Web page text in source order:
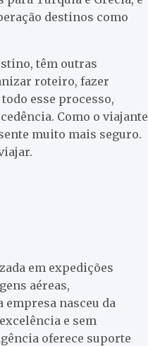
destinos como
têm outras
roteiro, fazer
esse processo,
Como o viajante
muito mais seguro.
em expedições
aéreas,
empresa nasceu da
e sem
oferece suporte